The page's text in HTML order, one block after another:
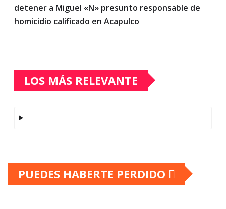
detener a Miguel «N» presunto responsable de
homicidio calificado en Acapulco
LOS MÁS RELEVANTE
PUEDES HABERTE PERDIDO